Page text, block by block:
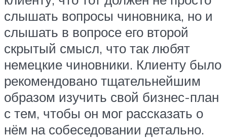
слышать вопросы чиновника, но и
слышать в вопросе его второй
скрытый смысл, что так любят
немецкие чиновники. Клиенту было
рекомендовано тщательнейшим
образом изучить свой бизнес-план
с тем, чтобы он мог рассказать о
нём на собеседовании детально.